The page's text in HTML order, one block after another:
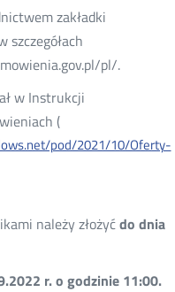
zakładki
szczegółach
pl/.
w Instrukcji
(
pod/2021/10/Oferty-
należy złożyćdo dnia
r. o godzinie 11:00.